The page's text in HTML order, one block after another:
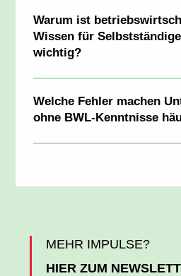
Warum ist
Wissen für
wichtig?
Welche Fehler machen
ohne BWL-Kenntnisse
MEHR IMPULSE?
HIER ZUM